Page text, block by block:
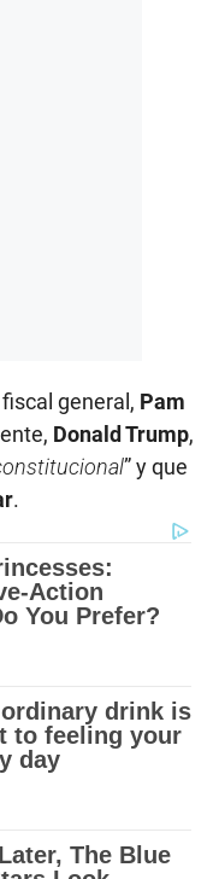
general, Pam
Donald Trump,
” y que
.